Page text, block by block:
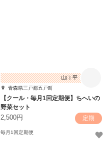
山口 平
青森県三戸郡五戸町
【クール・毎月1回定期便】ちへいの
野菜セット
2,500円 定期
毎月1回定期便